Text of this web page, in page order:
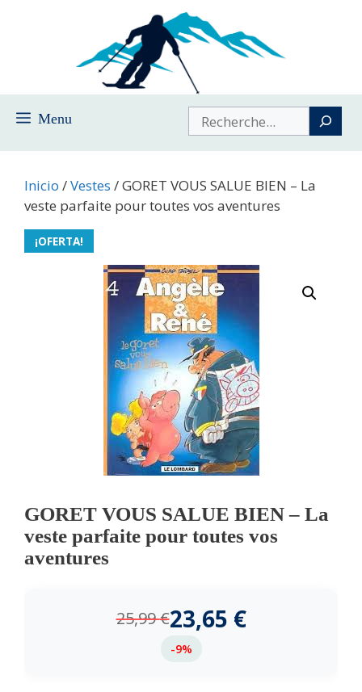
Menu Buscar
Inicio /Vestes / GORET VOUS SALUE BIEN – La
veste parfaite pour toutes vos aventures
¡OFERTA!
GORET VOUS SALUE BIEN – La
veste parfaite pour toutes vos
aventures
25,99€23,65 €
-9%